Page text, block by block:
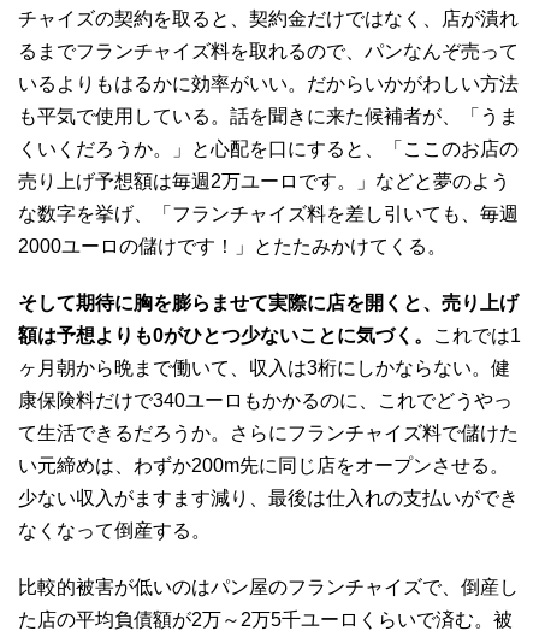
チャイズの契約を取ると、契約金だけではなく、店が潰れ
るまでフランチャイズ料を取れるので、パンなんぞ売って
いるよりもはるかに効率がいい。だからいかがわしい方法
も平気で使用している。話を聞きに来た候補者が、「うま
くいくだろうか。」と心配を口にすると、「ここのお店の
売り上げ予想額は毎週2万ユーロです。」などと夢のよう
な数字を挙げ、「フランチャイズ料を差し引いても、毎週
2000ユーロの儲けです！」とたたみかけてくる。
そして期待に胸を膨らませて実際に店を開くと、売り上げ
額は予想よりも0がひとつ少ないことに気づく。
これでは1
ヶ月朝から晩まで働いて、収入は3桁にしかならない。健
康保険料だけで340ユーロもかかるのに、これでどうやっ
て生活できるだろうか。さらにフランチャイズ料で儲けた
い元締めは、わずか200m先に同じ店をオープンさせる。
少ない収入がますます減り、最後は仕入れの支払いができ
なくなって倒産する。
比較的被害が低いのはパン屋のフランチャイズで、倒産し
た店の平均負債額が2万～2万5千ユーロくらいで済む。被